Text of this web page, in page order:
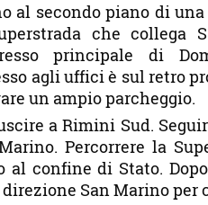
al secondo piano di
che collega
principale di
agli uffici è sul retro
un ampio parcheggio.
a Rimini Sud.
Percorrere la
al confine di Stato.
San Marino per